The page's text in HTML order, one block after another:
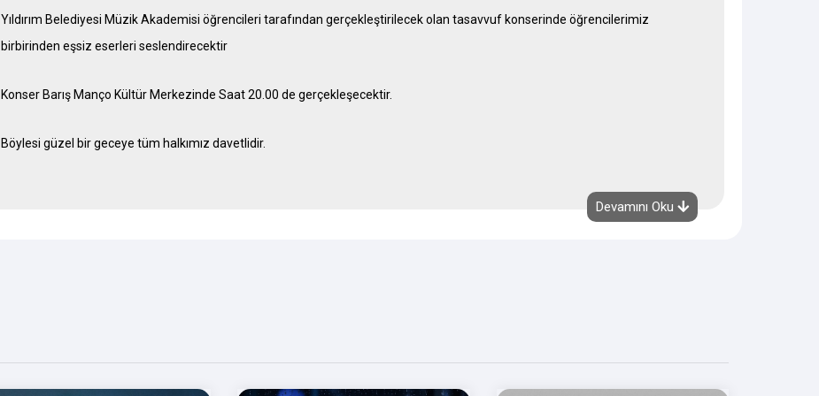
Yıldırım Belediyesi Müzik Akademisi öğrencileri tarafından gerçekleştirilecek olan tasavvuf konserinde öğrencilerimiz
birbirinden eşsiz eserleri seslendirecektir
Konser Barış Manço Kültür Merkezinde Saat 20.00 de gerçekleşecektir.
Böylesi güzel bir geceye tüm halkımız davetlidir.
Devamını Oku